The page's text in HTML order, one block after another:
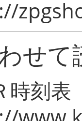
せて
時刻表